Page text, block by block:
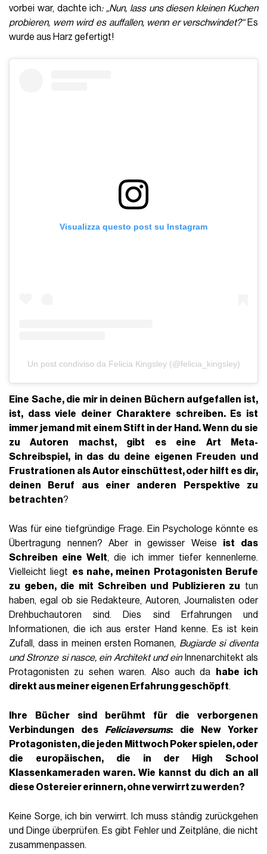
vorbei war, dachte ich: „Nun, lass uns diesen kleinen Kuchen
probieren, wem wird es auffallen, wenn er verschwindet?“Es
wurde aus Harz gefertigt!
Visualizza questo post su Instagram
Un post condiviso da Felicia Kingsley (@felicia_kingsley)
Eine Sache, die mir in deinen Büchern aufgefallen ist,
ist, dass viele deiner Charaktere schreiben. Es ist
immer jemand mit einem Stift in der Hand. Wenn du sie
zu Autoren machst, gibt es eine Art Meta-
Schreibspiel, in das du deine eigenen Freuden und
Frustrationen als Autor einschüttest, oder hilft es dir,
deinen Beruf aus einer anderen Perspektive zu
betrachten?
Was für eine tiefgründige Frage. Ein Psychologe könnte es
Übertragung nennen? Aber in gewisser Weise ist das
Schreiben eine Welt, die ich immer tiefer kennenlerne.
Vielleicht liegt es nahe, meinen Protagonisten Berufe
zu geben, die mit Schreiben und Publizieren zu tun
haben, egal ob sie Redakteure, Autoren, Journalisten oder
Drehbuchautoren sind. Dies sind Erfahrungen und
Informationen, die ich aus erster Hand kenne. Es ist kein
Zufall, dass in meinen ersten Romanen, Bugiarde si diventa
undStronze si nasce, ein Architekt und einInnenarchitekt als
Protagonisten zu sehen waren. Also auch da
habe ich
direkt aus meiner eigenen Erfahrung geschöpft.
Ihre Bücher sind berühmt für die verborgenen
Verbindungen desFeliciaversums: die New Yorker
Protagonisten, die jeden Mittwoch Poker spielen, oder
die europäischen, die in der High School
Klassenkameraden waren. Wie kannst du dich an all
diese Ostereier erinnern, ohne verwirrt zu werden?
Keine Sorge, ich bin verwirrt. Ich muss ständig zurückgehen
und Dinge überprüfen. Es gibt Fehler und Zeitpläne, die nicht
zusammenpassen.